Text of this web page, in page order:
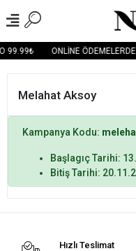
99.99₺ ONLİNE
Melahat Aksoy
Kampanya Kodu:
Başlagıç Tarihi:
Bitiş Tarihi:
Hızlı Teslimat